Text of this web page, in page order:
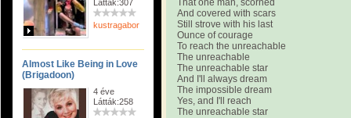
Látták:307
kustragabor
Almost Like Being in Love
(Brigadoon)
4 éve
Látták:258
That one man, scorned
And covered with scars
Still strove with his last
Ounce of courage
To reach the unreachable
The unreachable
The unreachable star
And I'll always dream
The impossible dream
Yes, and I'll reach
The unreachable star